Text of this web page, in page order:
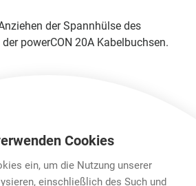
der Spannhülse des
powerCON 20A Kabelbuchsen.
Cookies
ein, um die Nutzung unserer
einschließlich des Such und